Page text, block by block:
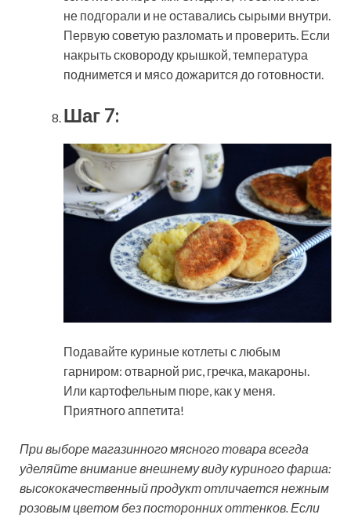
не подгорали и не оставались сырыми внутри.
Первую советую разломать и проверить. Если
накрыть сковороду крышкой, температура
поднимется и мясо дожарится до готовности.
Шаг 7:
Подавайте куриные котлеты с любым
гарниром: отварной рис, гречка, макароны.
Или картофельным пюре, как у меня.
Приятного аппетита!
При выборе магазинного мясного товара всегда
уделяйте внимание внешнему виду куриного фарша:
высококачественный продукт отличается нежным
розовым цветом без посторонних оттенков. Если